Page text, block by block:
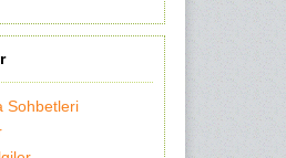
Sohbetleri